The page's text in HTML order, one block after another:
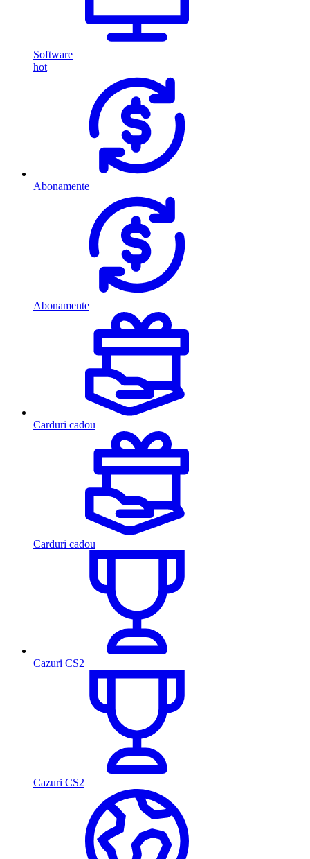
Software
hot
Abonamente
Abonamente
Carduri cadou
Carduri cadou
Cazuri CS2
Cazuri CS2